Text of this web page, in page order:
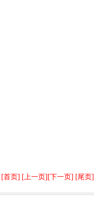
[首页] [上一页][下一页] [尾页]